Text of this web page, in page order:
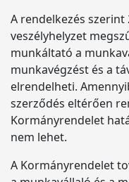
A rendelkezés szerint
veszélyhelyzet
munkáltató a
munkavégzést és a
elrendelheti.
szerződés eltérően
Kormányrendelet
nem lehet.
A Kormányrendelet